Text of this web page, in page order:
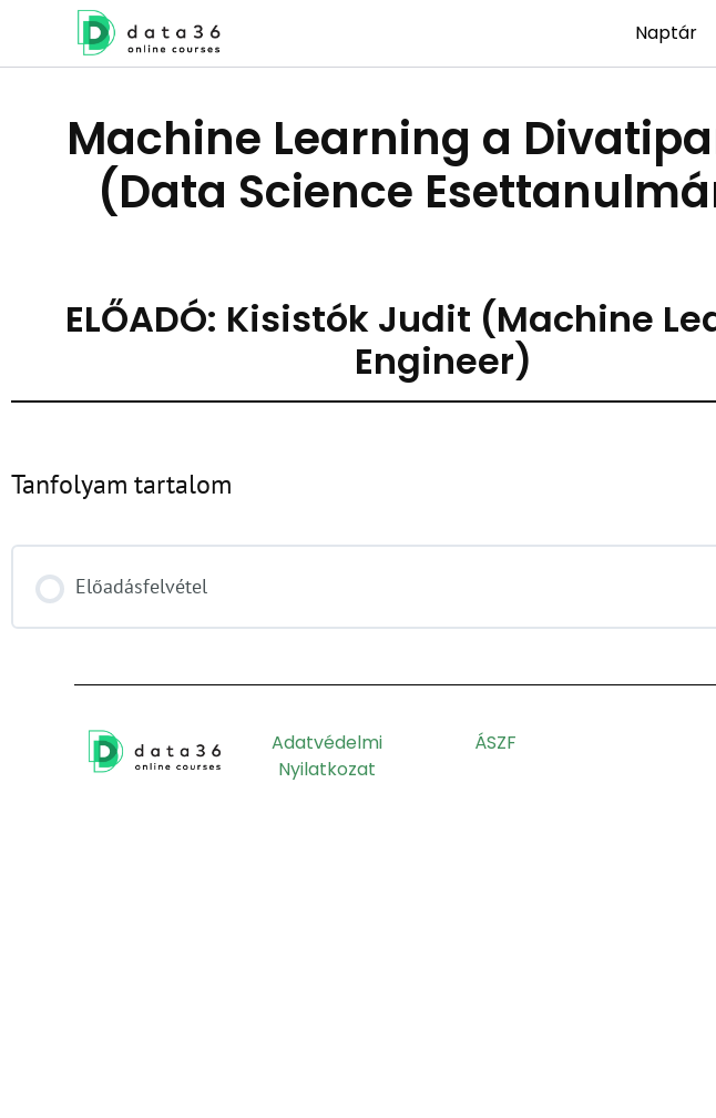
Naptár
Machine Learning a
(Data Science
ELŐADÓ: Kisistók Judit (Machine
Engineer)
Tanfolyam tartalom
Előadásfelvétel
Adatvédelmi
Nyilatkozat
ÁSZF